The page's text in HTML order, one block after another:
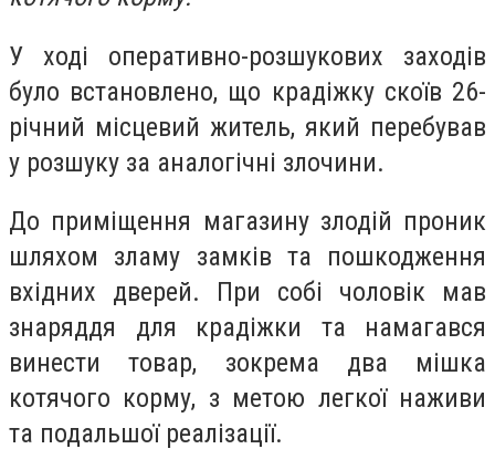
У ході оперативно-розшукових заходів
було встановлено, що крадіжку скоїв 26-
річний місцевий житель, який перебував
у розшуку за аналогічні злочини.
До приміщення магазину злодій проник
шляхом зламу замків та пошкодження
вхідних дверей. При собі чоловік мав
знаряддя для крадіжки та намагався
винести товар, зокрема два мішка
котячого корму, з метою легкої наживи
та подальшої реалізації.